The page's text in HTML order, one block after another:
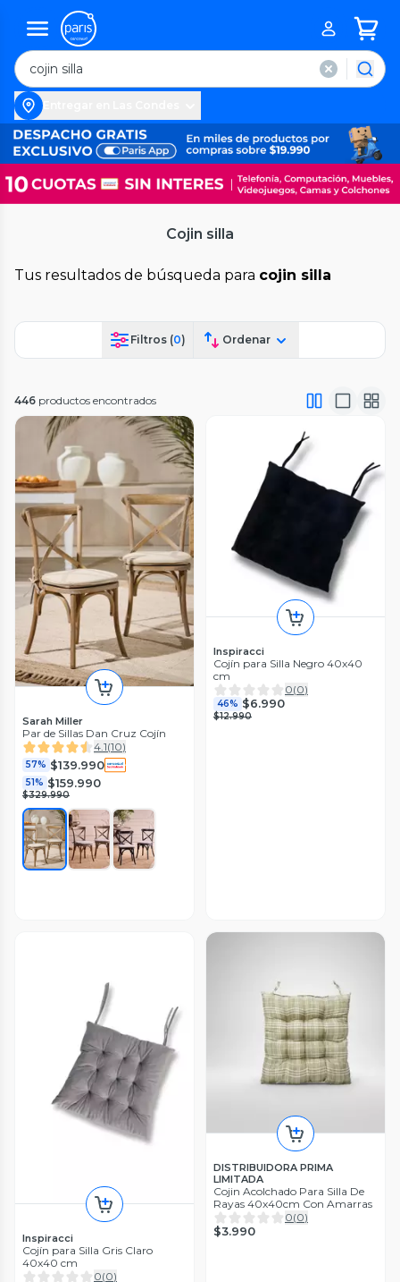
Cojin silla
Tus resultados de búsqueda para cojin silla
Filtros (0) Ordenar
446 productos encontrados
Sarah Miller
Par de Sillas Dan Cruz Cojín
4.1(10)
57% $139.990
51% $159.990
$329.990
Inspiracci
Cojín para Silla Negro 40x40
cm
0(0)
46% $6.990
$12.990
Inspiracci
Cojín para Silla Gris Claro
40x40 cm
0(0)
DISTRIBUIDORA PRIMA
LIMITADA
Cojin Acolchado Para Silla De
Rayas 40x40cm Con Amarras
0(0)
$3.990